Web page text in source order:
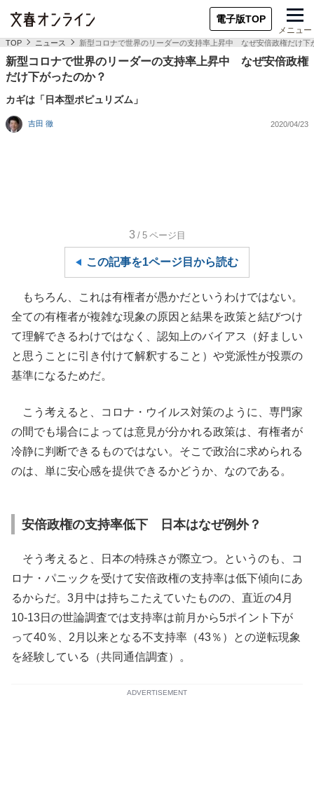
電子版TOP
メニュー
TOP ニュース 新型コロナで世界のリーダーの支持率上昇中 なぜ安倍政権だけ下
新型コロナで世界のリーダーの支持率上昇中 なぜ安倍政権
だけ下がったのか？
カギは「日本型ポピュリズム」
吉田 徹 2020/04/23
3 /5 ページ目
この記事を1ページ目から読む
もちろん、これは有権者が愚かだというわけではない。
全ての有権者が複雑な現象の原因と結果を政策と結びつけ
て理解できるわけではなく、認知上のバイアス（好ましい
と思うことに引き付けて解釈すること）や党派性が投票の
基準になるためだ。
こう考えると、コロナ・ウイルス対策のように、専門家
の間でも場合によっては意見が分かれる政策は、有権者が
冷静に判断できるものではない。そこで政治に求められる
のは、単に安心感を提供できるかどうか、なのである。
安倍政権の支持率低下 日本はなぜ例外？
そう考えると、日本の特殊さが際立つ。というのも、コ
ロナ・パニックを受けて安倍政権の支持率は低下傾向にあ
るからだ。3月中は持ちこたえていたものの、直近の4月
10-13日の世論調査では支持率は前月から5ポイント下が
って40％、2月以来となる不支持率（43％）との逆転現象
を経験している（共同通信調査）。
ADVERTISEMENT